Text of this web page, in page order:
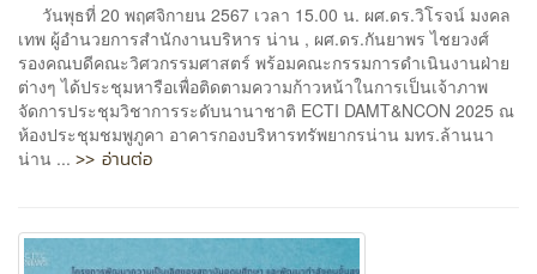
วันพุธที่ 20 พฤศจิกายน 2567 เวลา 15.00 น. ผศ.ดร.วิโรจน์ มงคล
เทพ ผู้อำนวยการสำนักงานบริหาร น่าน , ผศ.ดร.กันยาพร ไชยวงศ์
รองคณบดีคณะวิศวกรรมศาสตร์ พร้อมคณะกรรมการดำเนินงานฝ่าย
ต่างๆ ได้ประชุมหารือเพื่อติดตามความก้าวหน้าในการเป็นเจ้าภาพ
จัดการประชุมวิชาการระดับนานาชาติ ECTI DAMT&NCON 2025 ณ
ห้องประชุมชมพูภูคา อาคารกองบริหารทรัพยากรน่าน มทร.ล้านนา
น่าน ... >> อ่านต่อ